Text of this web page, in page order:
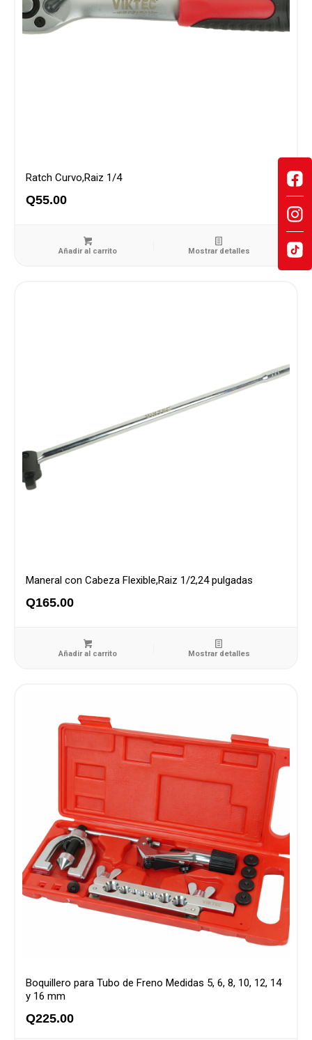
Ratch Curvo,Raiz 1/4
Q55.00
Añadir al carrito Mostrar detalles
Maneral con Cabeza Flexible,Raiz 1/2,24 pulgadas
Q165.00
Añadir al carrito Mostrar detalles
Boquillero para Tubo de Freno Medidas 5, 6, 8, 10, 12, 14
y 16 mm
Q225.00